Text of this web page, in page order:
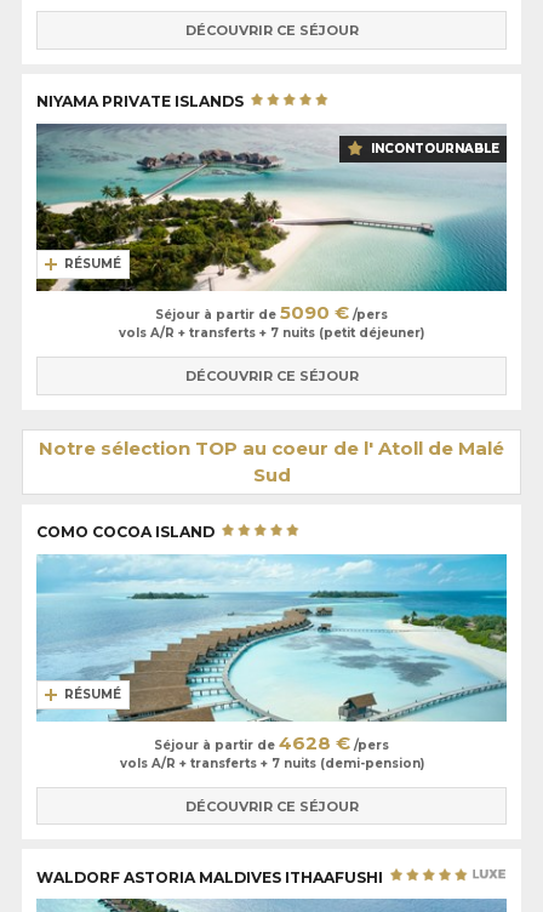
DÉCOUVRIR CE SÉJOUR
NIYAMA PRIVATE ISLANDS
INCONTOURNABLE
RÉSUMÉ
Séjour à partir de 5090 € /pers
vols A/R + transferts + 7 nuits (petit déjeuner)
DÉCOUVRIR CE SÉJOUR
Notre sélection TOP au coeur de l' Atoll de Malé
Sud
COMO COCOA ISLAND
RÉSUMÉ
Séjour à partir de 4628 € /pers
vols A/R + transferts + 7 nuits (demi-pension)
DÉCOUVRIR CE SÉJOUR
WALDORF ASTORIA MALDIVES ITHAAFUSHI